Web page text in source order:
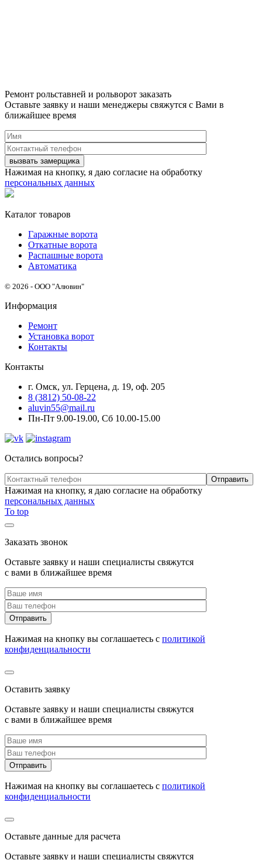
Ремонт рольставней и рольворот заказать
Оставьте заявку и наши менеджеры свяжутся с Вами в
ближайшее время
Нажимая на кнопку, я даю согласие на обработку
персональных данных
Каталог товаров
Гаражные ворота
Откатные ворота
Распашные ворота
Автоматика
© 2026 - ООО "Алювин"
Информация
Ремонт
Установка ворот
Контакты
Контакты
г. Омск, ул. Герцена, д. 19, оф. 205
8 (3812) 50-08-22
aluvin55@mail.ru
Пн-Пт 9.00-19.00, Сб 10.00-15.00
Остались вопросы?
Нажимая на кнопку, я даю согласие на обработку
персональных данных
To top
Заказать звонок
Оставьте заявку и наши специалисты свяжутся
с вами в ближайшее время
Нажимая на кнопку вы соглашаетесь с политикой
конфиденциальности
Оставить заявку
Оставьте заявку и наши специалисты свяжутся
с вами в ближайшее время
Нажимая на кнопку вы соглашаетесь с политикой
конфиденциальности
Оставьте данные для расчета
Оставьте заявку и наши специалисты свяжутся